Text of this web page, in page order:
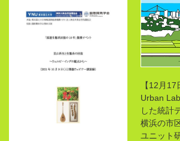
【12月
Urban
した統計
横浜の市
ユニット